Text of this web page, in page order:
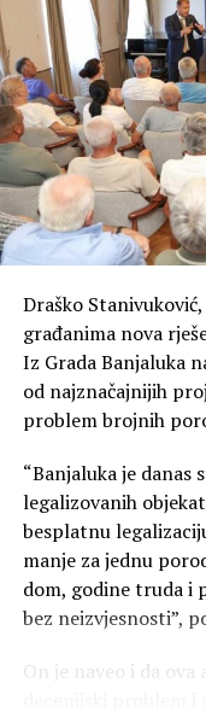
Draško
građanima nova
Iz Grada Banjaluka
od najznačajnijih
problem brojnih
“Banjaluka je danas
legalizovanih
besplatnu
manje za jednu
dom, godine truda i
bez neizvjesnosti”,
On je naveo i da ova